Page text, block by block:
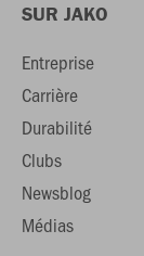
SUR JAKO
Entreprise
Carrière
Durabilité
Clubs
Newsblog
Médias